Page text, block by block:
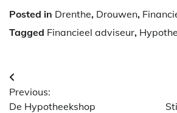
Posted in Drenthe, Drouwen,
Tagged Financieel adviseur,
Berichtnavigatie
Previous:
De Hypotheekshop